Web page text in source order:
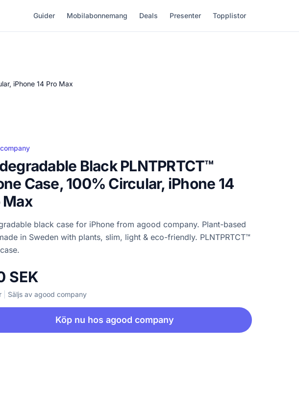
Guider Mobilabonnemang Deals Presenter Topplistor
iPhone 14 Pro Max
Black PLNTPRTCT™
Case, 100% Circular, iPhone 14
Max
black case for iPhone from agood company. Plant-based
in Sweden with plants, slim, light & eco-friendly. PLNTPRTCT™
SEK
Säljs av agood company
Köp nu hos agood company